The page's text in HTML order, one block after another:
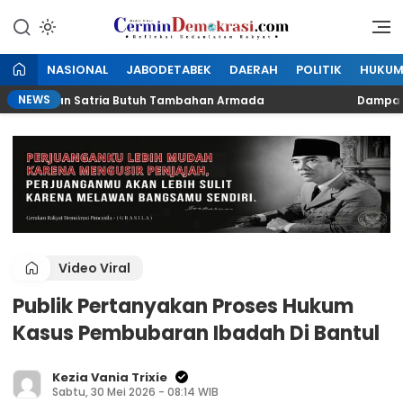
konten
CerminDemokrasi.com
Refleksi Kedaulatan Rakyat
NASIONAL JABODETABEK DAERAH POLITIK HUKUM
NEWS
Medan Satria Butuh Tambahan Armada Dampak
Video Viral
Publik Pertanyakan Proses Hukum
Kasus Pembubaran Ibadah Di Bantul
Kezia Vania Trixie
Sabtu, 30 Mei 2026 - 08:14 WIB